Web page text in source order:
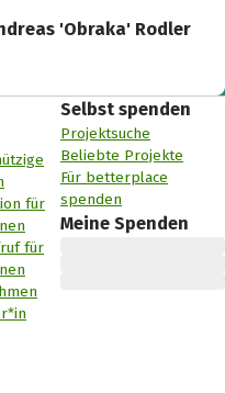
'Obraka' Rodler
für
für
Selbst spenden
Projektsuche
Beliebte Projekte
Für betterplace
spenden
Meine Spenden